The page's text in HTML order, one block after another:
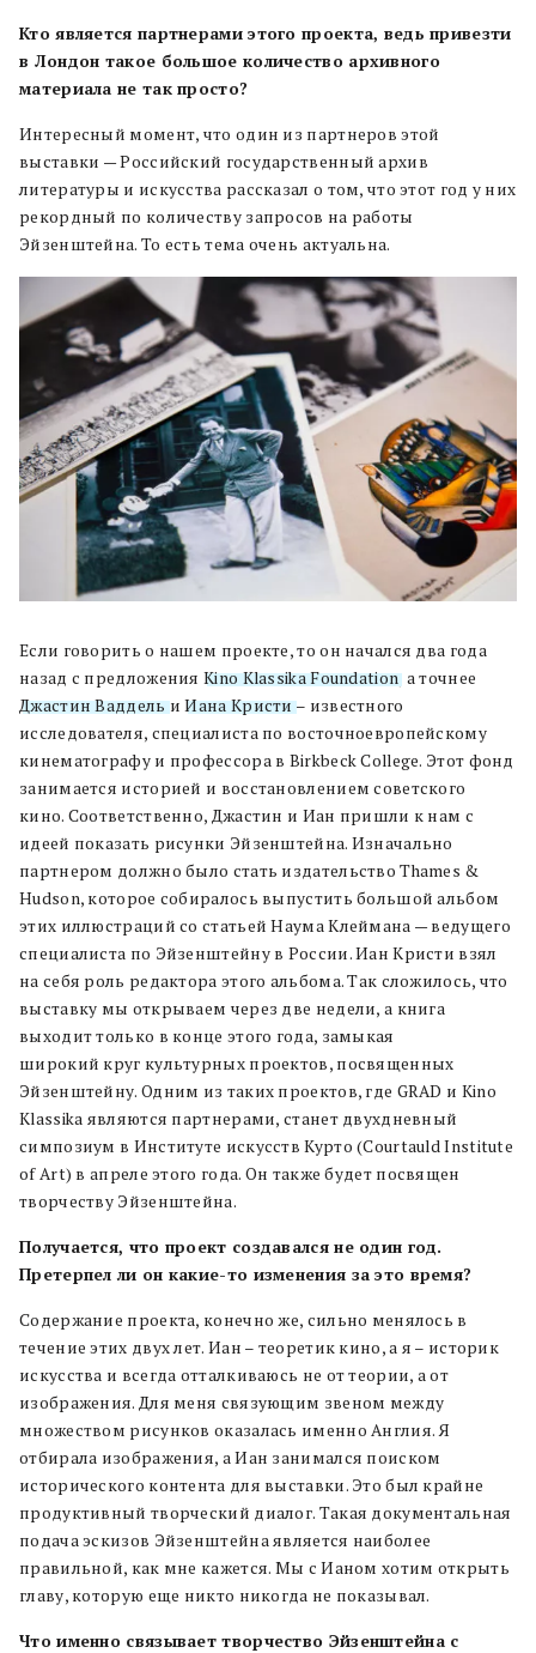
Кто является партнерами этого проекта, ведь привезти
в Лондон такое большое количество архивного
материала не так просто?
Интересный момент, что один из партнеров этой
выставки — Российский государственный архив
литературы и искусства рассказал о том, что этот год у них
рекордный по количеству запросов на работы
Эйзенштейна. То есть тема очень актуальна.
Если говорить о нашем проекте, то он начался два года
назад с предложенияKino Klassika Foundation, а точнее
Джастин ВаддельиИана Кристи– известного
исследователя, специалиста по восточноевропейскому
кинематографу и профессора в Birkbeck College. Этот фонд
занимается историей и восстановлением советского
кино. Соответственно, Джастин и Иан пришли к нам с
идеей показать рисунки Эйзенштейна. Изначально
партнером должно было стать издательство Thames &
Hudson, которое собиралось выпустить большой альбом
этих иллюстраций со статьей Наума Клеймана — ведущего
специалиста по Эйзенштейну в России. Иан Кристи взял
на себя роль редактора этого альбома. Так сложилось, что
выставку мы открываем через две недели, а книга
выходит только в конце этого года, замыкая
широкий круг культурных проектов, посвященных
Эйзенштейну. Одним из таких проектов, где GRAD и Kino
Klassika являются партнерами, станет двухдневный
симпозиум в Институте искусств Курто (Courtauld Institute
of Art) в апреле этого года. Он также будет посвящен
творчеству Эйзенштейна.
Получается, что проект создавался не один год.
Претерпел ли он какие-то изменения за это время?
Содержание проекта, конечно же, сильно менялось в
течение этих двух лет. Иан – теоретик кино, а я – историк
искусства и всегда отталкиваюсь не от теории, а от
изображения. Для меня связующим звеном между
множеством рисунков оказалась именно Англия. Я
отбирала изображения, а Иан занимался поиском
исторического контента для выставки. Это был крайне
продуктивный творческий диалог. Такая документальная
подача эскизов Эйзенштейна является наиболее
правильной, как мне кажется. Мы с Ианом хотим открыть
главу, которую еще никто никогда не показывал.
Что именно связывает творчество Эйзенштейна с